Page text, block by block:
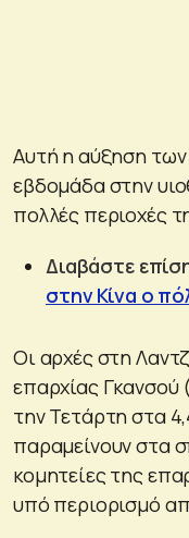
Αυτή η αύξηση
εβδομάδα στην
πολλές περιοχές
Διαβάστε
στην Κίνα ο
Οι αρχές στη
επαρχίας Γκανσού
την Τετάρτη στα
παραμείνουν στα
κομητείες της
υπό περιορισμό